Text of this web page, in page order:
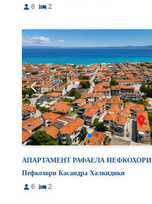
6 2
АПАРТАМЕНТ РАФАЕЛА ПЕФКОХОРИ
Пефкохори Касандра Халкидики
6 2